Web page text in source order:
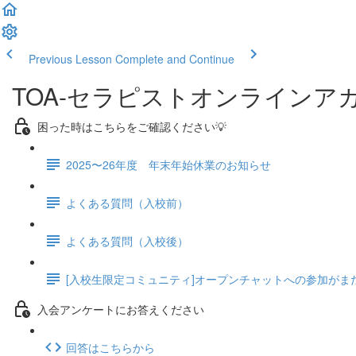
Previous Lesson Complete and Continue
TOA-セラピストオンラインア
困った時はこちらをご確認ください💡
2025〜26年度 年末年始休業のお知らせ
よくある質問（入校前）
よくある質問（入校後）
[入校生限定コミュニティ]オープンチャットへの参加がま
入会アンケートにお答えください
回答はこちらから